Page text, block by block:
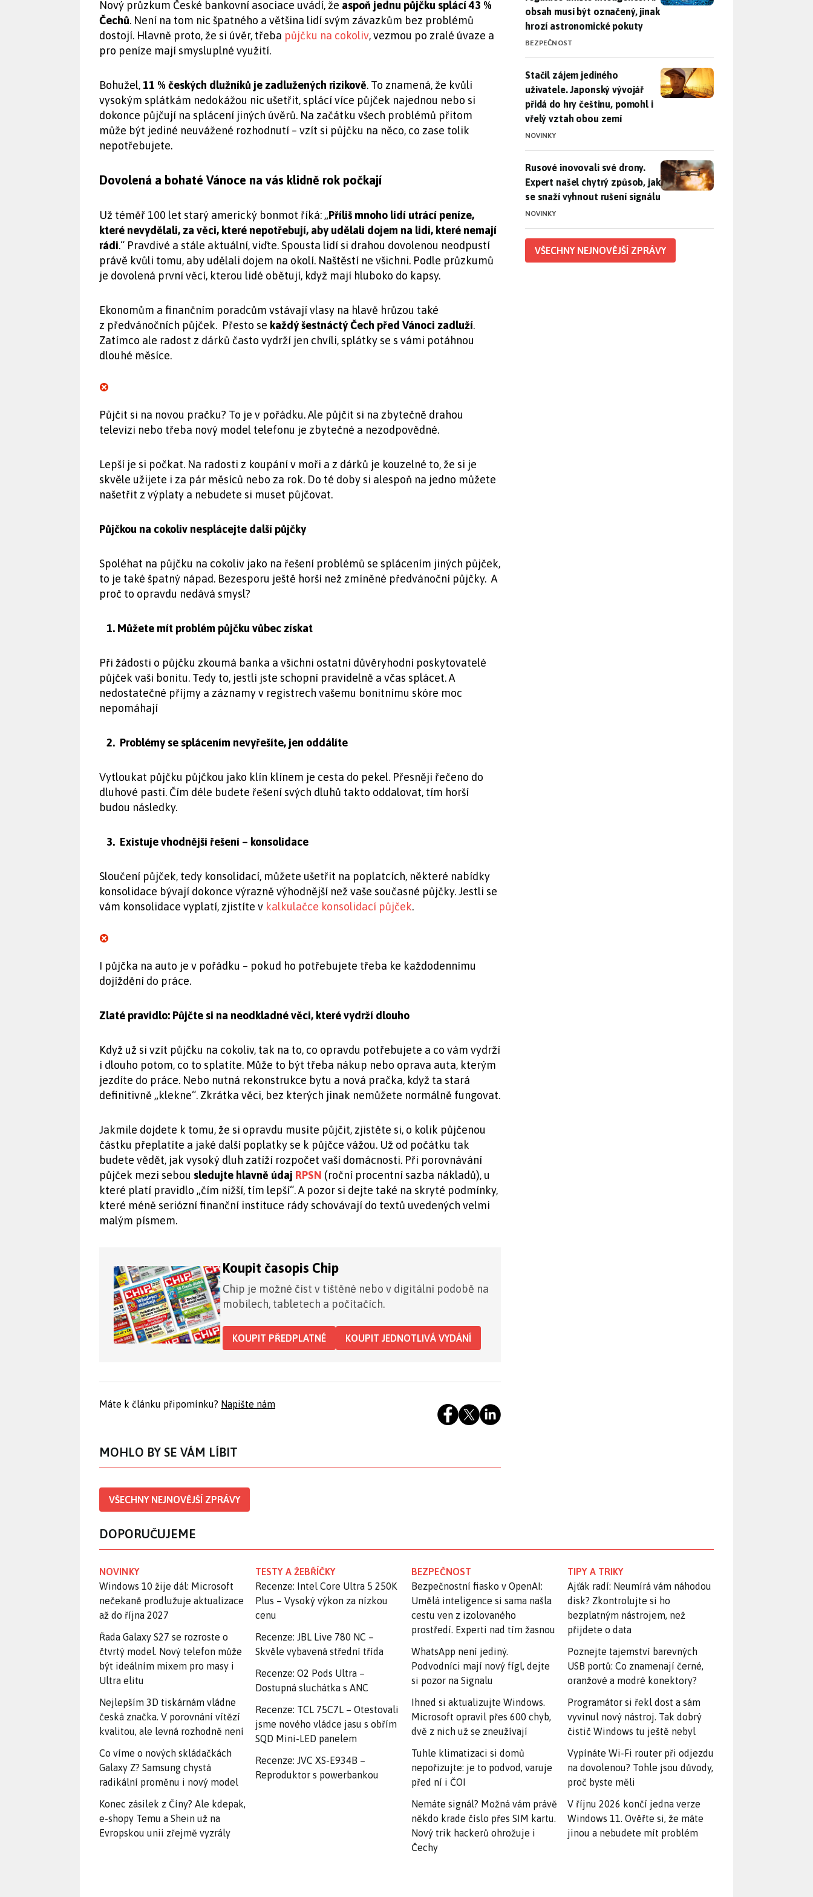
Nový průzkum České bankovní asociace uvádí, že aspoň jednu půjčku splácí 43 %
Čechů. Není na tom nic špatného a většina lidí svým závazkům bez problémů
dostojí. Hlavně proto, že si úvěr, třeba půjčku na cokoliv, vezmou po zralé úvaze a
pro peníze mají smysluplné využití.
Bohužel, 11 % českých dlužníků je zadlužených rizikově. To znamená, že kvůli
vysokým splátkám nedokážou nic ušetřit, splácí více půjček najednou nebo si
dokonce půjčují na splácení jiných úvěrů. Na začátku všech problémů přitom
může být jediné neuvážené rozhodnutí – vzít si půjčku na něco, co zase tolik
nepotřebujete.
Dovolená a bohaté Vánoce na vás klidně rok počkají
Už téměř 100 let starý americký bonmot říká: „Příliš mnoho lidí utrácí peníze,
které nevydělali, za věci, které nepotřebují, aby udělali dojem na lidi, které nemají
rádi.“ Pravdivé a stále aktuální, viďte. Spousta lidí si drahou dovolenou neodpustí
právě kvůli tomu, aby udělali dojem na okolí. Naštěstí ne všichni. Podle průzkumů
je dovolená první věcí, kterou lidé obětují, když mají hluboko do kapsy.
Ekonomům a finančním poradcům vstávají vlasy na hlavě hrůzou také
z předvánočních půjček. Přesto se každý šestnáctý Čech před Vánoci zadluží.
Zatímco ale radost z dárků často vydrží jen chvíli, splátky se s vámi potáhnou
dlouhé měsíce.
Půjčit si na novou pračku? To je v pořádku. Ale půjčit si na zbytečně drahou
televizi nebo třeba nový model telefonu je zbytečné a nezodpovědné.
Lepší je si počkat. Na radosti z koupání v moři a z dárků je kouzelné to, že si je
skvěle užijete i za pár měsíců nebo za rok. Do té doby si alespoň na jedno můžete
našetřit z výplaty a nebudete si muset půjčovat.
Půjčkou na cokoliv nesplácejte další půjčky
Spoléhat na půjčku na cokoliv jako na řešení problémů se splácením jiných půjček,
to je také špatný nápad. Bezesporu ještě horší než zmíněné předvánoční půjčky. A
proč to opravdu nedává smysl?
1. Můžete mít problém půjčku vůbec získat
Při žádosti o půjčku zkoumá banka a všichni ostatní důvěryhodní poskytovatelé
půjček vaši bonitu. Tedy to, jestli jste schopní pravidelně a včas splácet. A
nedostatečné příjmy a záznamy v registrech vašemu bonitnímu skóre moc
nepomáhají
2. Problémy se splácením nevyřešíte, jen oddálíte
Vytloukat půjčku půjčkou jako klín klínem je cesta do pekel. Přesněji řečeno do
dluhové pasti. Čím déle budete řešení svých dluhů takto oddalovat, tím horší
budou následky.
3. Existuje vhodnější řešení – konsolidace
Sloučení půjček, tedy konsolidací, můžete ušetřit na poplatcích, některé nabídky
konsolidace bývají dokonce výrazně výhodnější než vaše současné půjčky. Jestli se
vám konsolidace vyplatí, zjistíte v kalkulačce konsolidací půjček.
I půjčka na auto je v pořádku – pokud ho potřebujete třeba ke každodennímu
dojíždění do práce.
Zlaté pravidlo: Půjčte si na neodkladné věci, které vydrží dlouho
Když už si vzít půjčku na cokoliv, tak na to, co opravdu potřebujete a co vám vydrží
i dlouho potom, co to splatíte. Může to být třeba nákup nebo oprava auta, kterým
jezdíte do práce. Nebo nutná rekonstrukce bytu a nová pračka, když ta stará
definitivně „klekne“. Zkrátka věci, bez kterých jinak nemůžete normálně fungovat.
Jakmile dojdete k tomu, že si opravdu musíte půjčit, zjistěte si, o kolik půjčenou
částku přeplatíte a jaké další poplatky se k půjčce vážou. Už od počátku tak
budete vědět, jak vysoký dluh zatíží rozpočet vaší domácnosti. Při porovnávání
půjček mezi sebou sledujte hlavně údaj RPSN (roční procentní sazba nákladů), u
které platí pravidlo „čím nižší, tím lepší“. A pozor si dejte také na skryté podmínky,
které méně seriózní finanční instituce rády schovávají do textů uvedených velmi
malým písmem.
Koupit časopis Chip
Chip je možné číst v tištěné nebo v digitální podobě na
mobilech, tabletech a počítačích.
KOUPIT PŘEDPLATNÉ KOUPIT JEDNOTLIVÁ VYDÁNÍ
Máte k článku připomínku? Napište nám
MOHLO BY SE VÁM LÍBIT
VŠECHNY NEJNOVĚJŠÍ ZPRÁVY
obsah musí být označený, jinak
hrozí astronomické pokuty
BEZPEČNOST
Stačil zájem jediného uživatele. Japonský vývojář přidá do hry
Stačil zájem jediného
uživatele. Japonský vývojář
přidá do hry češtinu, pomohl i
vřelý vztah obou zemí
NOVINKY
Rusové inovovali své drony. Expert našel chytrý způsob, jak se
Rusové inovovali své drony.
Expert našel chytrý způsob, jak
se snaží vyhnout rušení signálu
NOVINKY
VŠECHNY NEJNOVĚJŠÍ ZPRÁVY
DOPORUČUJEME
NOVINKY
Windows 10 žije dál: Microsoft
nečekaně prodlužuje aktualizace
až do října 2027
Řada Galaxy S27 se rozroste o
čtvrtý model. Nový telefon může
být ideálním mixem pro masy i
Ultra elitu
Nejlepším 3D tiskárnám vládne
česká značka. V porovnání vítězí
kvalitou, ale levná rozhodně není
Co víme o nových skládačkách
Galaxy Z? Samsung chystá
radikální proměnu i nový model
Konec zásilek z Číny? Ale kdepak,
e-shopy Temu a Shein už na
Evropskou unii zřejmě vyzrály
TESTY A ŽEBŘÍČKY
Recenze: Intel Core Ultra 5 250K
Plus – Vysoký výkon za nízkou
cenu
Recenze: JBL Live 780 NC –
Skvěle vybavená střední třída
Recenze: O2 Pods Ultra –
Dostupná sluchátka s ANC
Recenze: TCL 75C7L – Otestovali
jsme nového vládce jasu s obřím
SQD Mini-LED panelem
Recenze: JVC XS-E934B –
Reproduktor s powerbankou
BEZPEČNOST
Bezpečnostní fiasko v OpenAI:
Umělá inteligence si sama našla
cestu ven z izolovaného
prostředí. Experti nad tím žasnou
WhatsApp není jediný.
Podvodníci mají nový fígl, dejte
si pozor na Signalu
Ihned si aktualizujte Windows.
Microsoft opravil přes 600 chyb,
dvě z nich už se zneužívají
Tuhle klimatizaci si domů
nepořizujte: je to podvod, varuje
před ní i ČOI
Nemáte signál? Možná vám právě
někdo krade číslo přes SIM kartu.
Nový trik hackerů ohrožuje i
Čechy
TIPY A TRIKY
Ajťák radí: Neumírá vám náhodou
disk? Zkontrolujte si ho
bezplatným nástrojem, než
přijdete o data
Poznejte tajemství barevných
USB portů: Co znamenají černé,
oranžové a modré konektory?
Programátor si řekl dost a sám
vyvinul nový nástroj. Tak dobrý
čistič Windows tu ještě nebyl
Vypínáte Wi-Fi router při odjezdu
na dovolenou? Tohle jsou důvody,
proč byste měli
V říjnu 2026 končí jedna verze
Windows 11. Ověřte si, že máte
jinou a nebudete mít problém